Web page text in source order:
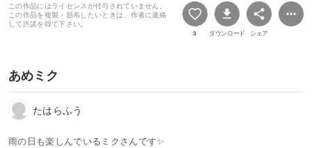
この作品にはライセンスが付与されていません。
この作品を複製・頒布したいときは、作者に連絡
して許諾を得て下さい。
3 ダウンロード シェア
あめミク
たはらふう
雨の日も楽しんでいるミクさんです✨